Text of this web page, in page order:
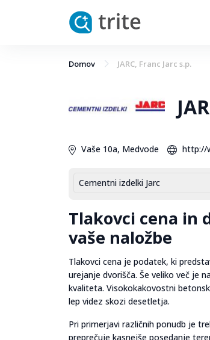
Domov JARC, Franc Jarc s.p.
Vaše 10a, Medvode http://
Cementni izdelki Jarc
Tlakovci cena in
vaše naložbe
Tlakovci cena je podatek, ki
urejanje dvorišča. Še veliko več je
kvaliteta. Visokokakovostni
lep videz skozi desetletja.
Pri primerjavi različnih ponudb je
preprečuje kasnejše posedanje